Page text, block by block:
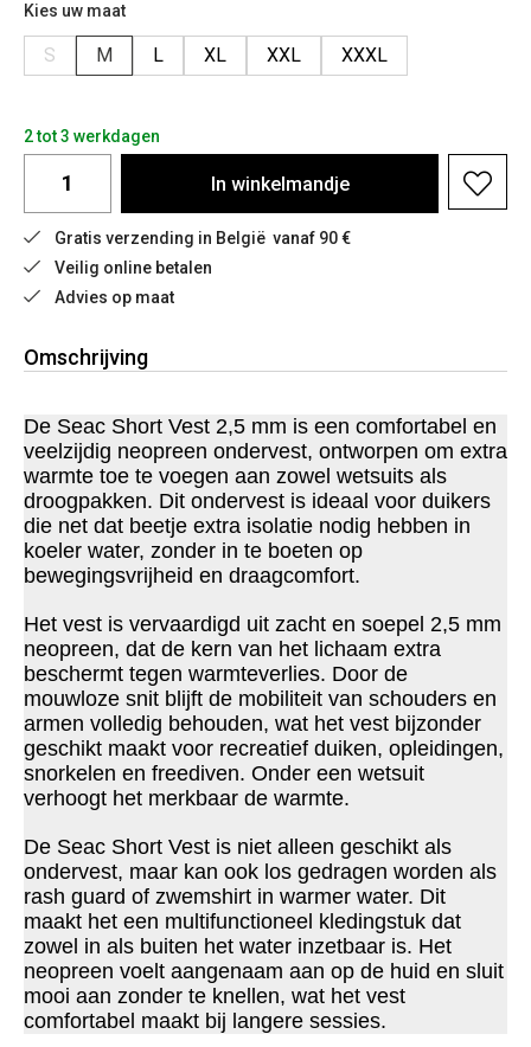
Kies uw maat
S M L XL XXL XXXL
2 tot 3 werkdagen
In winkelmandje
Gratis verzending in België  vanaf 90 €
Veilig online betalen
Advies op maat
Omschrijving
De Seac Short Vest 2,5 mm is een comfortabel en
veelzijdig neopreen ondervest, ontworpen om extra
warmte toe te voegen aan zowel wetsuits als
droogpakken. Dit ondervest is ideaal voor duikers
die net dat beetje extra isolatie nodig hebben in
koeler water, zonder in te boeten op
bewegingsvrijheid en draagcomfort.
Het vest is vervaardigd uit zacht en soepel 2,5 mm
neopreen, dat de kern van het lichaam extra
beschermt tegen warmteverlies. Door de
mouwloze snit blijft de mobiliteit van schouders en
armen volledig behouden, wat het vest bijzonder
geschikt maakt voor recreatief duiken, opleidingen,
snorkelen en freediven. Onder een wetsuit
verhoogt het merkbaar de warmte.
De Seac Short Vest is niet alleen geschikt als
ondervest, maar kan ook los gedragen worden als
rash guard of zwemshirt in warmer water. Dit
maakt het een multifunctioneel kledingstuk dat
zowel in als buiten het water inzetbaar is. Het
neopreen voelt aangenaam aan op de huid en sluit
mooi aan zonder te knellen, wat het vest
comfortabel maakt bij langere sessies.